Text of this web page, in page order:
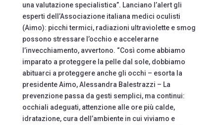
una valutazione specialistica”. Lanciano l’alert gli
esperti dell’Associazione italiana medici oculisti
(Aimo): picchi termici, radiazioni ultraviolette e smog
possono stressare l’occhio e accelerarne
l’invecchiamento, avvertono. “Così come abbiamo
imparato a proteggere la pelle dal sole, dobbiamo
abituarci a proteggere anche gli occhi – esorta la
presidente Aimo, Alessandra Balestrazzi – La
prevenzione passa da gesti semplici, ma continui:
occhiali adeguati, attenzione alle ore più calde,
idratazione, cura dell’ambiente in cui viviamo e